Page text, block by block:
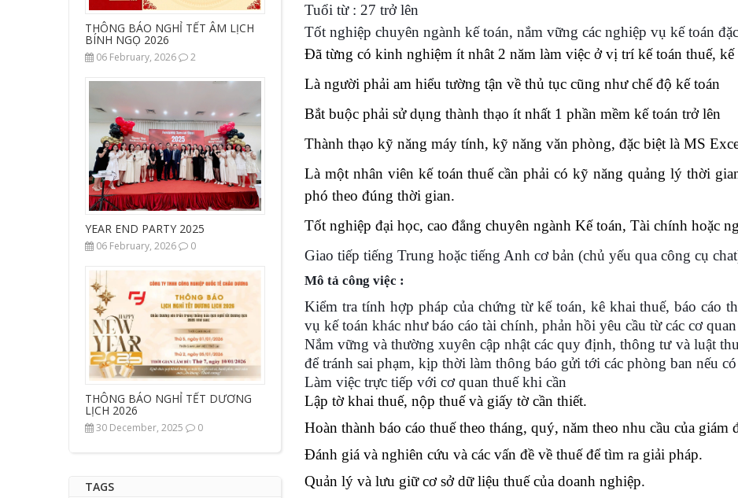
THÔNG BÁO NGHỈ TẾT ÂM LỊCH
BÍNH NGỌ 2026
06 February, 2026 2
YEAR END PARTY 2025
06 February, 2026 0
THÔNG BÁO NGHỈ TẾT DƯƠNG
LỊCH 2026
30 December, 2025 0
TAGS
Tuổi từ : 27 trở lên
Tốt nghiệp chuyên ngành kế toán, nắm vững các nghiệp vụ kế toán
Đã từng có kinh nghiệm ít nhât 2 năm làm việc ở vị trí kế toán thuế,
Là người phải am hiểu tường tận về thủ tục cũng như chế độ kế toán
Bắt buộc phải sử dụng thành thạo ít nhất 1 phần mềm kế toán trở lên
Thành thạo kỹ năng máy tính, kỹ năng văn phòng, đặc biệt là MS
Là một nhân viên kế toán thuế cần phải có kỹ năng quảng lý thời
phó theo đúng thời gian.
Tốt nghiệp đại học, cao đẳng chuyên ngành Kế toán, Tài chính hoặc
Giao tiếp tiếng Trung hoặc tiếng Anh cơ bản (chủ yếu qua công cụ
Mô tả công việc :
Kiểm tra tính hợp pháp của chứng từ kế toán, kê khai thuế, báo cáo
vụ kế toán khác như báo cáo tài chính, phản hồi yêu cầu từ các cơ
Nắm vững và thường xuyên cập nhật các quy định, thông tư và luật
để tránh sai phạm, kịp thời làm thông báo gửi tới các phòng ban nếu
Làm việc trực tiếp với cơ quan thuế khi cần
Lập tờ khai thuế, nộp thuế và giấy tờ cần thiết.
Hoàn thành báo cáo thuế theo tháng, quý, năm theo nhu cầu của giám
Đánh giá và nghiên cứu và các vấn đề về thuế để tìm ra giải pháp.
Quản lý và lưu giữ cơ sở dữ liệu thuế của doanh nghiệp.